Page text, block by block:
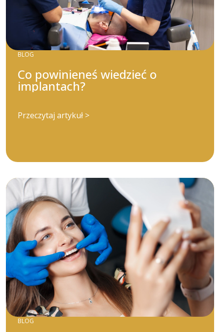
BLOG
Co powinieneś wiedzieć o
implantach?
Przeczytaj artykuł >
BLOG